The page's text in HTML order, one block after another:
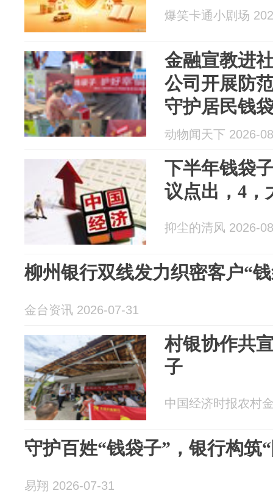
爆笑卡通小剧场
金融宣教进
公司开展防
守护居民钱
动物闻天下 2026-
下半年钱袋
议点出，4，
抑尘的清风 2026-
柳州银行双线发力织密客户“
金台资讯 2026-07-31
村银协作共
子
中国经济时报农村
守护百姓“钱袋子”，银行构筑
易翔 2026-07-31